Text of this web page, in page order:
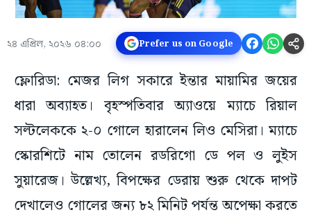
২৪ এপ্রিল, ২০২৬ ০৪:০০ Prefer us on Google
ফ্লোরিডা: মেজর লিগ সকারে ইন্তার মায়ামির জয়ের
ধারা অব্যাহত। বৃহস্পতিবার অ্যাওয়ে ম্যাচে রিয়াল
সল্টলেককে ২-০ গোলে হারালেন লিও মেসিরা। ম্যাচে
স্কোরশিটে নাম তোলেন রডরিগো ডে পল ও লুইস
সুয়ারেজ। উল্লেখ্য, বিপক্ষের ডেরায় শুরু থেকে দাপট
দেখালেও গোলের জন্য ৮২ মিনিট পর্যন্ত অপেক্ষা করতে